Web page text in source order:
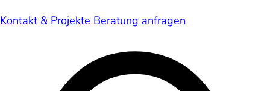
Kontakt & Projekte Beratung anfragen